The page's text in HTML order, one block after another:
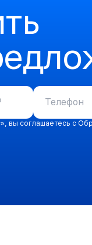
вы соглашаетесь с